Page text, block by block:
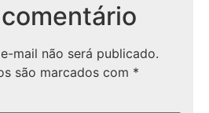
mail não será publicado.
são marcados com *